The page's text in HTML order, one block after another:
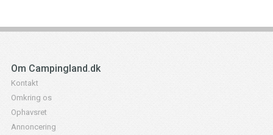
Om Campingland.dk
Kontakt
Omkring os
Ophavsret
Annoncering